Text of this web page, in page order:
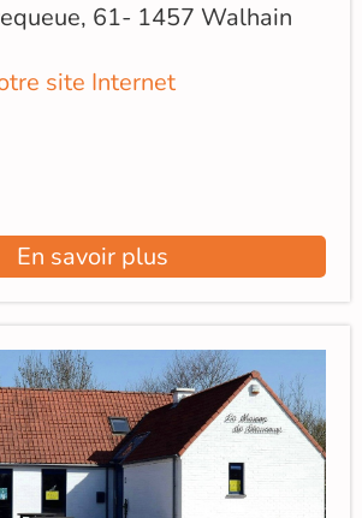
61- 1457 Walhain
site Internet
En savoir plus